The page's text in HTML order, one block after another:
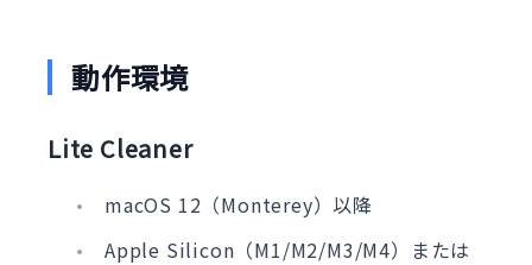
動作環境
Lite Cleaner
macOS 12（Monterey）以降
Apple Silicon（M1/M2/M3/M4）または